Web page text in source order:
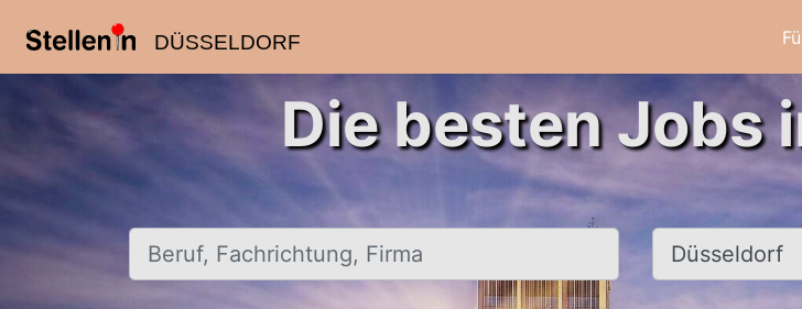
DÜSSELDORF
Die besten Jobs
Beruf, Fachrichtung, Firma Ort, Stadt